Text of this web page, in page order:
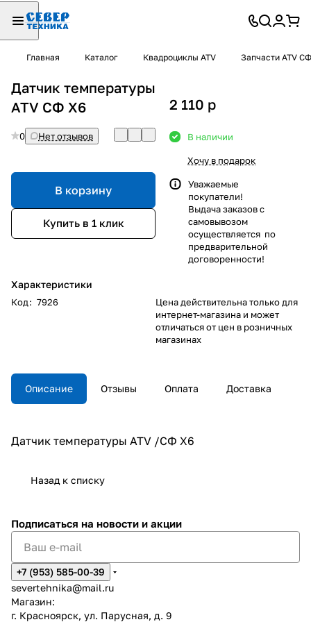
Главная Каталог Квадроциклы ATV Запчасти ATV СФ
Датчик температуры
ATV СФ X6
0 Нет отзывов
В корзину
Купить в 1 клик
Характеристики
Код: 7926
2 110 p
В наличии
Хочу в подарок
Уважаемые
покупатели!
Выдача заказов с
самовывозом
осуществляется по
предварительной
договоренности!
Цена действительна только для
интернет-магазина и может
отличаться от цен в розничных
магазинах
Описание Отзывы Оплата Доставка
Датчик температуры ATV /СФ X6
Назад к списку
Подписаться на новости и акции
+7 (953) 585-00-39
severtehnika@mail.ru
Магазин:
г. Красноярск, ул. Парусная, д. 9